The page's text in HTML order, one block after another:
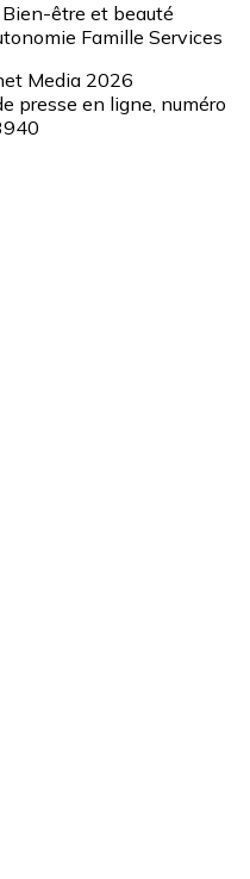
Bien-être et beauté
Famille Services
Media 2026
presse en ligne, numéro